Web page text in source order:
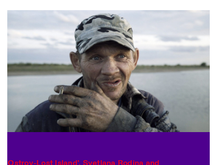
Photo series documenting Swiss innovation in